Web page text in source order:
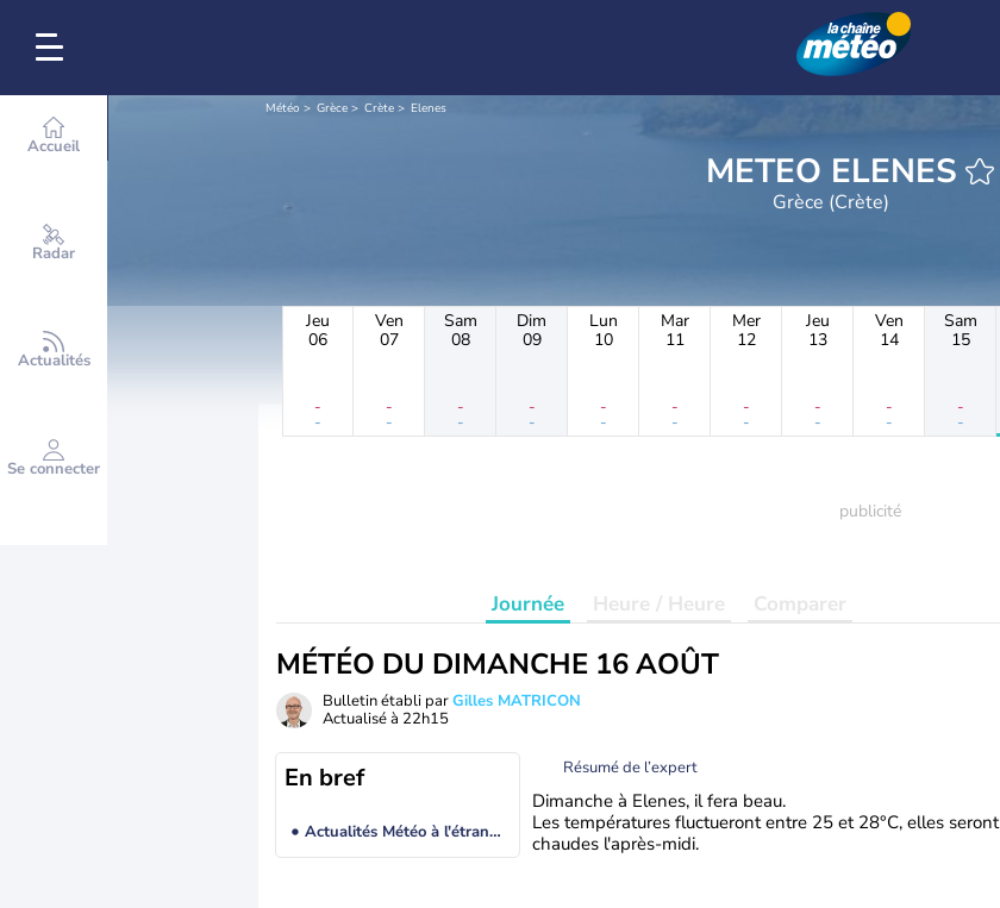
Accueil
Radar
Actualités
Se connecter
Météo Grèce Crète Elenes
METEO ELENES
Grèce (Crète)
Jeu
06
-
-
Ven
07
-
-
Sam
08
-
-
Dim
09
-
-
Lun
10
-
-
Mar
11
-
-
Mer
12
-
-
Jeu
13
-
-
Ven
14
-
-
Sam
15
-
-
Journée Heure / Heure Comparer
MÉTÉO DU DIMANCHE 16 AOÛT
Bulletin établi parGilles MATRICON
Actualisé à 22h15
En bref
Actualités Météo à l'étranger
Résumé de l’expert
Dimanche à Elenes, il fera beau.
Les températures fluctueront entre 25 et 28°C, elles seront
chaudes l'après-midi.